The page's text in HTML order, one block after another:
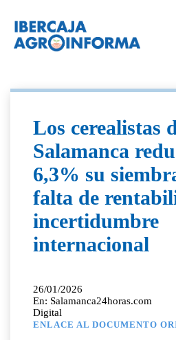
Los cerealistas
Salamanca
6,3% su
falta de
incertidumbre
internacional
26/01/2026
En: Salamanca24horas.com
Digital
ENLACE AL DOCUMENTO